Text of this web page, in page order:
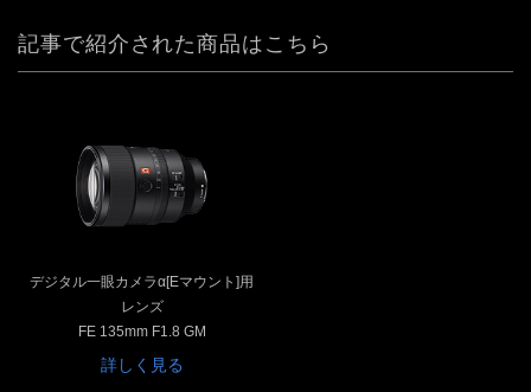
記事で紹介された商品はこちら
デジタル一眼カメラα[Eマウント]用
レンズ
FE 135mm F1.8 GM
詳しく見る